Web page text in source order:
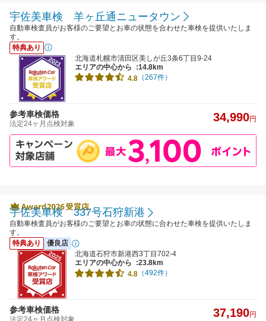
宇佐美車検 羊ヶ丘通ニュータウン
自動車検査員がお客様のご要望とお車の状態を合わせた車検を提供いたしま
す。
特典あり
北海道札幌市清田区美しが丘3条6丁目9-24
エリアの中心から
:14.8km
4.8 （267件）
参考車検価格
法定24ヶ月点検対象 34,990円
宇佐美車検 337号石狩新港
自動車検査員がお客様のご要望とお車の状態に合わせた車検を提供いたしま
す。
特典あり
優良店
北海道石狩市新港西3丁目702-4
エリアの中心から
:23.8km
4.8 （492件）
参考車検価格
法定24ヶ月点検対象 37,190円